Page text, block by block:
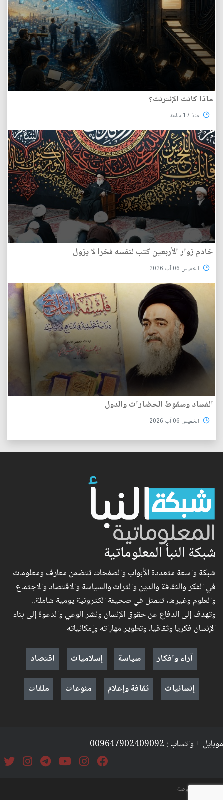
ماذا كانت الإنترنت؟
منذ 17 ساعة
خادم زوار الأربعين كتب لنفسه فخرا لا يزول
الخميس 06 آب 2026
الفساد وسقوط الحضارات والدول
الخميس 06 آب 2026
شبكة النبأ المعلوماتية
شبكة واسعة متعددة الأبواب والصفحات تتضمن معارف ومعلومات
في الفكر والثقافة والدين والتراث والسياسة والاقتصاد والاجتماع
والعلوم وغيرها، تتمثل في صحيفة الكترونية يومية شاملة..
وتهدف إلى الدفاع عن حقوق الإنسان ونشر الوعي والدعوة إلى بناء
الإنسان فكريا وثقافيا، وتطوير مهاراته وإمكانياته
آراء وافكار
سياسة إسلاميات
اقتصاد
إنسانيات
ثقافة وإعلام منوعات ملفات
موبايل + واتساب : 009647902409092
السياسة والخصوصة